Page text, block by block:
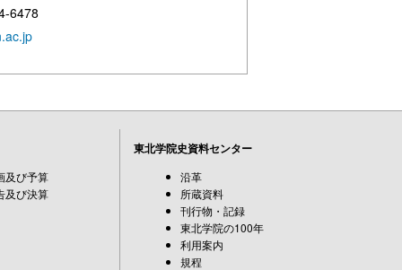
6478
及び予算
及び決算
東北学院史資料センター
沿革
所蔵資料
刊行物・記録
東北学院の100年
利用案内
規程